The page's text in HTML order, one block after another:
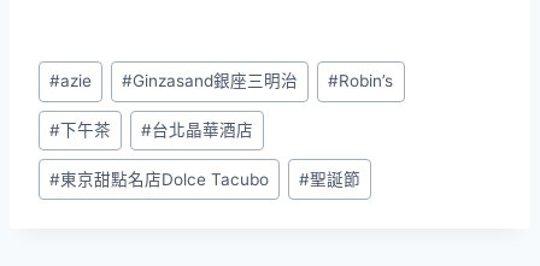
Post
Tags:
#azie #Ginzasand銀座三明治 #Robin’s
#下午茶 #台北晶華酒店
#東京甜點名店Dolce Tacubo #聖誕節